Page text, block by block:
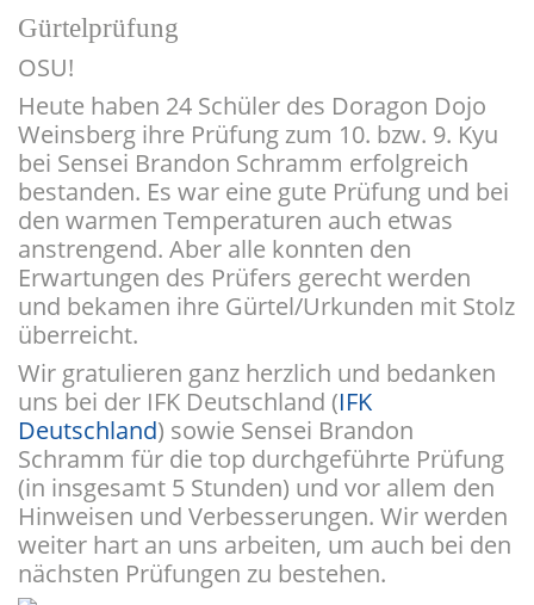
Gürtelprüfung
OSU!
Heute haben 24 Schüler des Doragon Dojo
Weinsberg ihre Prüfung zum 10. bzw. 9. Kyu
bei Sensei Brandon Schramm erfolgreich
bestanden. Es war eine gute Prüfung und bei
den warmen Temperaturen auch etwas
anstrengend. Aber alle konnten den
Erwartungen des Prüfers gerecht werden
und bekamen ihre Gürtel/Urkunden mit Stolz
überreicht.
Wir gratulieren ganz herzlich und bedanken
uns bei der IFK Deutschland (IFK
Deutschland) sowie Sensei Brandon
Schramm für die top durchgeführte Prüfung
(in insgesamt 5 Stunden) und vor allem den
Hinweisen und Verbesserungen. Wir werden
weiter hart an uns arbeiten, um auch bei den
nächsten Prüfungen zu bestehen.